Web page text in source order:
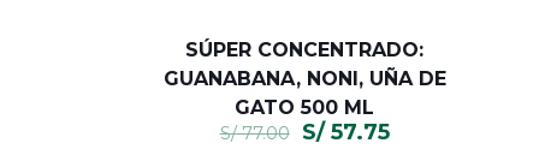
SÚPER CONCENTRADO:
GUANABANA, NONI, UÑA DE
GATO 500 ML
S/77.00
El
S/57.75El